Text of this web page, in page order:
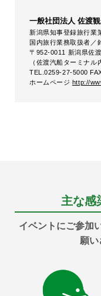
一般社団法人 佐渡
新潟県知事登録旅行業
国内旅行業務取扱者／
〒952-0011 新潟県佐
（佐渡汽船ターミナル
TEL.0259-27-5000
ホームページ http://
主な感
イベントにご参加
願